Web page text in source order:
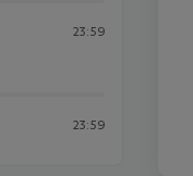
23:59
23:59